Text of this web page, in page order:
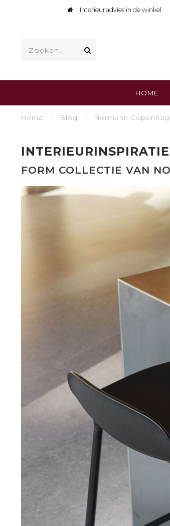
Interieuradvies in de winkel
HOME
Home Blog Normann
FORM COLLECTIE VAN